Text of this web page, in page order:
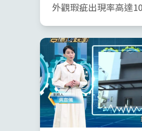
外觀瑕疵出現率高達
漆不平整等外觀瑕疵
電路不良等功能瑕疵
部統計，房屋交易糾
工瑕疵。建議驗屋檢
設計與外觀，透過專
映屋況。